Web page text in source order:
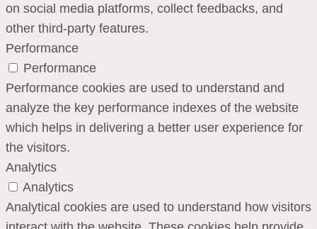
on social media platforms, collect feedbacks, and
other third-party features.
Performance
Performance
Performance cookies are used to understand and
analyze the key performance indexes of the website
which helps in delivering a better user experience for
the visitors.
Analytics
Analytics
Analytical cookies are used to understand how visitors